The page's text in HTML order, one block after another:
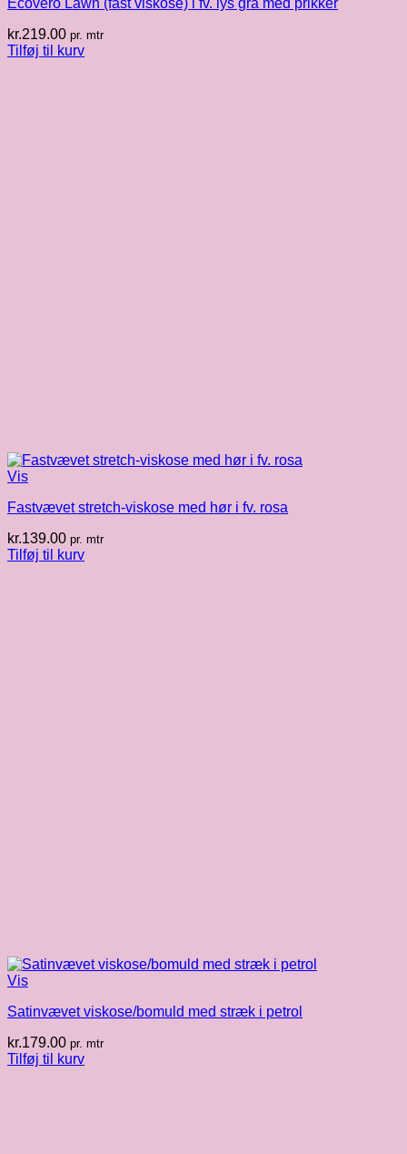
kr.219.00 pr. mtr
Tilføj til kurv
Vis
Fastvævet stretch-viskose med hør i fv. rosa
kr.139.00 pr. mtr
Tilføj til kurv
Vis
Satinvævet viskose/bomuld med stræk i petrol
kr.179.00 pr. mtr
Tilføj til kurv